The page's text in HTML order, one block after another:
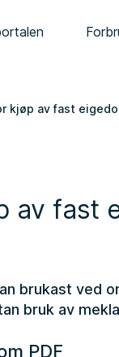
kjøp av fast
av fast
brukast ved
bruk av
PDF